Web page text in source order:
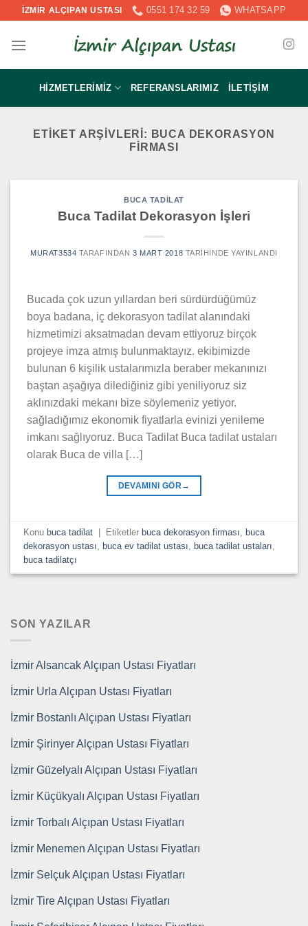
İçeriğeİZMİR ALÇIPAN USTASI 0551 174 32 59 WHATSAPP
HIZMETLERIMIZ REFERANSLARIMIZ İLETIŞIM
ETIKET ARŞIVLERI: BUCA DEKORASYON
FIRMASI
BUCA TADILAT
Buca Tadilat Dekorasyon İşleri
MURAT3534 TARAFINDAN 3 MART 2018 TARIHINDE YAYINLANDI
Bucada çok uzun yıllardan beri sürdürdüğümüz
boya badana, iç dekorasyon tadilat alanındaki
hizmetimizi aksatmadan devam ettiyoruz birçok
projeye imza atmış bulunmaktayız. ekibimizde
bulunan 6 kişilik ustalarımızla beraber mekanınızı
baştan aşağıya dilediğiniz gibi yeniliyoruz siz
aklınızdaki mekanı bize söylemeniz yetiyor.
sağladığımız ekonomik fiyatlarla evinizi yenileme
imkanı sağlıyoruz. Buca Tadilat Buca tadilat ustaları
olarak Buca de villa […]
DEVAMINI GÖR →
Konu buca tadilat Etiketler buca dekorasyon firması
buca
dekorasyon ustası
buca ev tadilat ustası buca tadilat ustaları
buca tadilatçı
SON YAZILAR
İzmir Alsancak Alçıpan Ustası Fiyatları
İzmir Urla Alçıpan Ustası Fiyatları
İzmir Bostanlı Alçıpan Ustası Fiyatları
İzmir Şirinyer Alçıpan Ustası Fiyatları
İzmir Güzelyalı Alçıpan Ustası Fiyatları
İzmir Küçükyalı Alçıpan Ustası Fiyatları
İzmir Torbalı Alçıpan Ustası Fiyatları
İzmir Menemen Alçıpan Ustası Fiyatları
İzmir Selçuk Alçıpan Ustası Fiyatları
İzmir Tire Alçıpan Ustası Fiyatları